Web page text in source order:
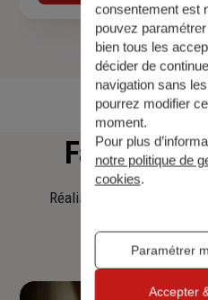
Faitesune
Réalisez une simulation
consentement est
pouvez
bien tous les
décider de
navigation sans
pourrez modifier
moment.
Pour plus
notre politique de
cookies.
Paramétrer
Accepter